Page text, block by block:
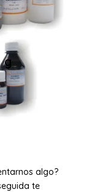
g
algo?
te